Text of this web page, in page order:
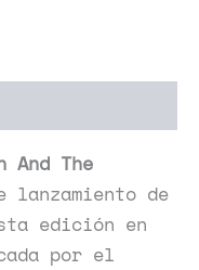
And The
lanzamiento de
edición en
por el